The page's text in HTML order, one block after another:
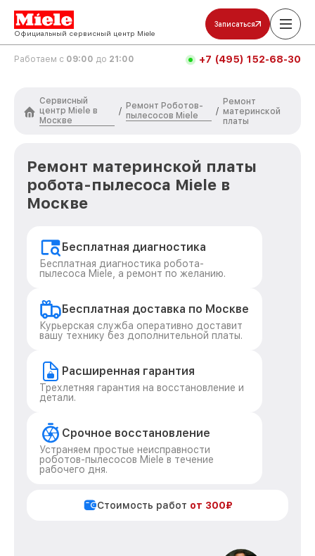
Официальный сервисный центр Miele
Записаться
Работаем с 09:00 до 21:00 +7 (495) 152-68-30
Сервисный
центр Miele в
Москве
/
Ремонт Роботов-
пылесосов Miele
/
Ремонт
материнской
платы
Ремонт материнской платы
робота-пылесоса Miele в
Москве
Бесплатная диагностика
Бесплатная диагностика робота-
пылесоса Miele, а ремонт по желанию.
Бесплатная доставка по Москве
Курьерская служба оперативно доставит
вашу технику без дополнительной платы.
Расширенная гарантия
Трехлетняя гарантия на восстановление и
детали.
Срочное восстановление
Устраняем простые неисправности
роботов-пылесосов Miele в течение
рабочего дня.
Стоимость работ от 300₽